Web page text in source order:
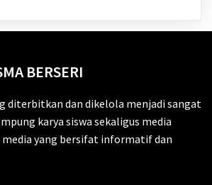
BERSERI
diterbitkan dan dikelola menjadi sangat
karya siswa sekaligus media
media yang bersifat informatif dan